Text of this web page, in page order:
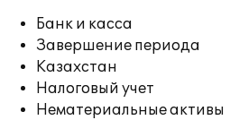
Банк и касса
Завершение периода
Казахстан
Налоговый учет
Нематериальные активы